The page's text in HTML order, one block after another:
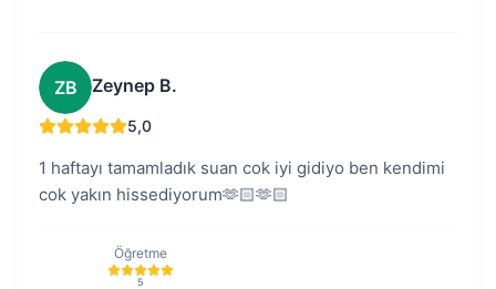
ZB Zeynep B.
5,0
1 haftayı tamamladık suan cok iyi gidiyo ben kendimi
cok yakın hissediyorum🫶🏻🫶🏻
Öğretme
5